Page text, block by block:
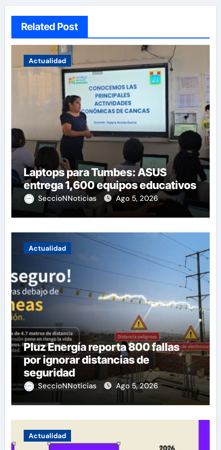
Related Post
Actualidad
Laptops para Tumbes: ASUS
entrega 1,600 equipos educativos
SeccioNNoticias Ago 5, 2026
Actualidad
Pluz Energía reporta 800 fallas
por ignorar distancias de
seguridad
SeccioNNoticias Ago 5, 2026
Actualidad